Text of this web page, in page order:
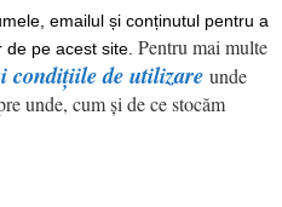
emailul și conținutul pentru a
pe acest site. Pentru mai multe
condițiile de utilizare unde
unde, cum și de ce stocăm